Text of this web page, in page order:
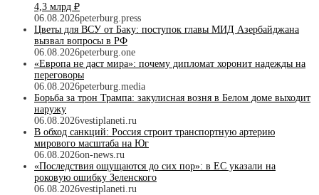
4,3 млрд ₽
06.08.2026peterburg.press
Цветы для ВСУ от Баку: поступок главы МИД Азербайджана
вызвал вопросы в РФ
06.08.2026peterburg.one
«Европа не даст мира»: почему дипломат хоронит надежды на
переговоры
06.08.2026peterburg.media
Борьба за трон Трампа: закулисная возня в Белом доме выходит
наружу
06.08.2026vestiplaneti.ru
В обход санкций: Россия строит транспортную артерию
мирового масштаба на Юг
06.08.2026on-news.ru
«Последствия ощущаются до сих пор»: в ЕС указали на
роковую ошибку Зеленского
06.08.2026vestiplaneti.ru